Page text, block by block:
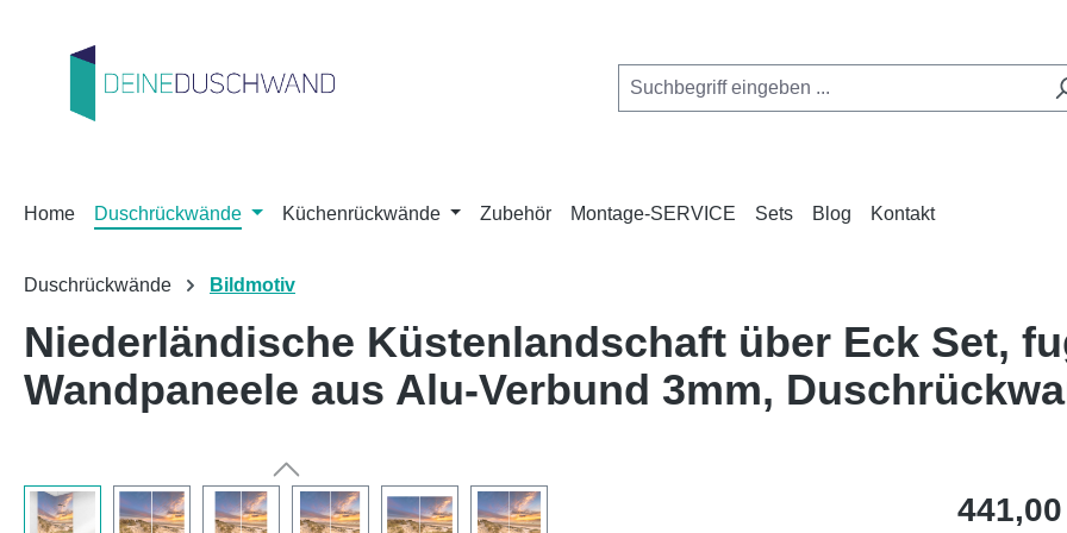
Home Duschrückwände Küchenrückwände Zubehör Montage-SERVICE Sets Blog Kontakt
Duschrückwände Bildmotiv
Niederländische Küstenlandschaft über Eck Set,
Wandpaneele aus Alu-Verbund 3mm,
Regulärer